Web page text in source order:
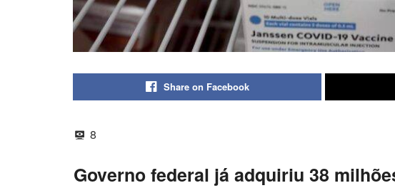
Share on Facebook
8
Governo federal já adquiriu 38